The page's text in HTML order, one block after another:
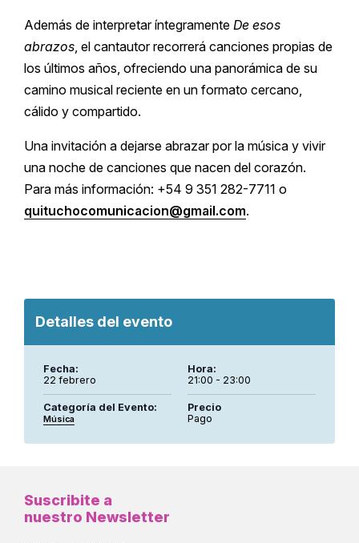
Además de interpretar íntegramente De esos
abrazos , el cantautor recorrerá canciones propias de
los últimos años, ofreciendo una panorámica de su
camino musical reciente en un formato cercano,
cálido y compartido.
Una invitación a dejarse abrazar por la música y vivir
una noche de canciones que nacen del corazón.
Para más información: +54 9 351 282-7711 o
quituchocomunicacion@gmail.com.
Detalles del evento
Fecha:
22 febrero
Hora:
21:00 - 23:00
Categoría del Evento:
Música
Precio
Pago
Suscribite a
nuestro Newsletter